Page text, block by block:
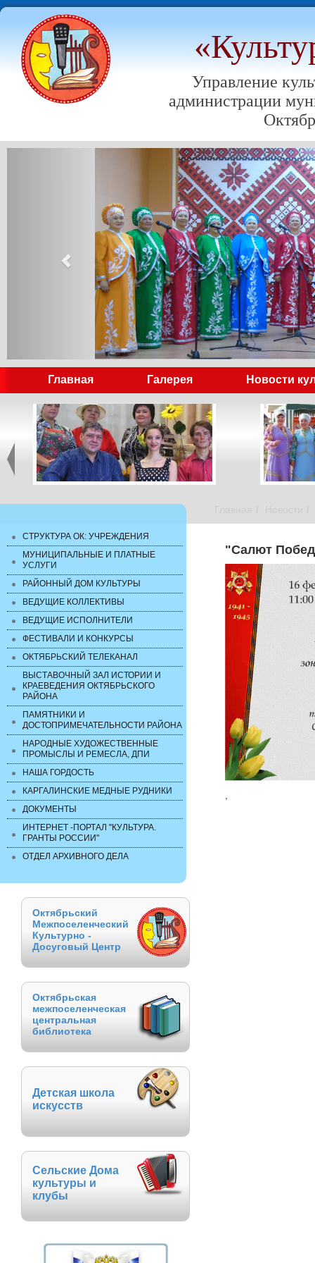
Управление
администрации
Главная Галерея Новости
СТРУКТУРА ОК: УЧРЕЖДЕНИЯ
МУНИЦИПАЛЬНЫЕ И ПЛАТНЫЕ
УСЛУГИ
РАЙОННЫЙ ДОМ КУЛЬТУРЫ
ВЕДУЩИЕ КОЛЛЕКТИВЫ
ВЕДУЩИЕ ИСПОЛНИТЕЛИ
ФЕСТИВАЛИ И КОНКУРСЫ
ОКТЯБРЬСКИЙ ТЕЛЕКАНАЛ
ВЫСТАВОЧНЫЙ ЗАЛ ИСТОРИИ И
КРАЕВЕДЕНИЯ ОКТЯБРЬСКОГО
РАЙОНА
ПАМЯТНИКИ И
ДОСТОПРИМЕЧАТЕЛЬНОСТИ РАЙОНА
НАРОДНЫЕ ХУДОЖЕСТВЕННЫЕ
ПРОМЫСЛЫ И РЕМЕСЛА, ДПИ
НАША ГОРДОСТЬ
КАРГАЛИНСКИЕ МЕДНЫЕ РУДНИКИ
ДОКУМЕНТЫ
ИНТЕРНЕТ -ПОРТАЛ "КУЛЬТУРА.
ГРАНТЫ РОССИИ"
ОТДЕЛ АРХИВНОГО ДЕЛА
Октябрьский
Межпоселенческий
Культурно -
Досуговый Центр
Октябрьская
межпоселенческая
центральная
библиотека
Детская школа
искусств
Сельские Дома
культуры и
клубы
"Салют